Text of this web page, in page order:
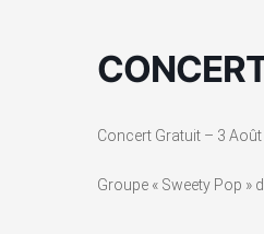
Concert Gratuit – 3
Groupe « Sweety Pop »